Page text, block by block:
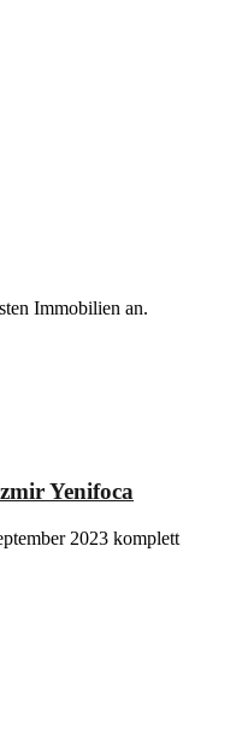
Immobilien an.
Yenifoca
2023 komplett